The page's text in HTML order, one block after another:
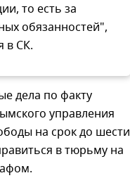
то есть за
обязанностей",
в СК.
дела по факту
управления
на срок до шести
в тюрьму на